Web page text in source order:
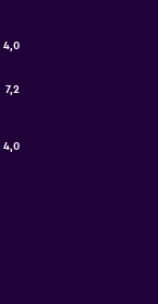
4,0
7,2
4,0